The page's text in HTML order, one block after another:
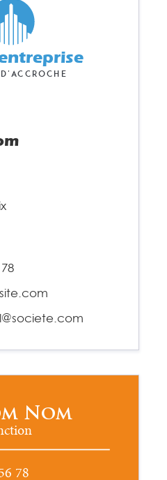
d'accroche
78
Nom